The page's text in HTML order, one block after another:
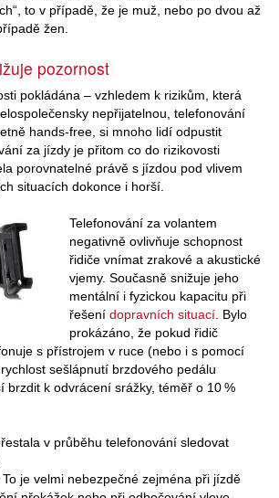
to v případě, že je muž, nebo po dvou až
žen.
pozornost
pokládána – vzhledem k rizikům, která
nepřijatelnou, telefonování
hands-free, si mnoho lidí odpustit
za jízdy je přitom co do rizikovosti
porovnatelné právě s jízdou pod vlivem
situacích dokonce i horší.
Telefonování za volantem
negativně ovlivňuje schopnost
řidiče vnímat zrakové a akustické
vjemy. Současně snižuje jeho
mentální i fyzickou kapacitu při
řešení dopravních situací. Bylo
prokázáno, že pokud řidič
s přístrojem v ruce (nebo i s pomocí
sešlápnutí brzdového pedálu
brzdit k odvrácení srážky, téměř o 10 %
v průběhu telefonování sledovat
je velmi nebezpečné zejména při jízdě